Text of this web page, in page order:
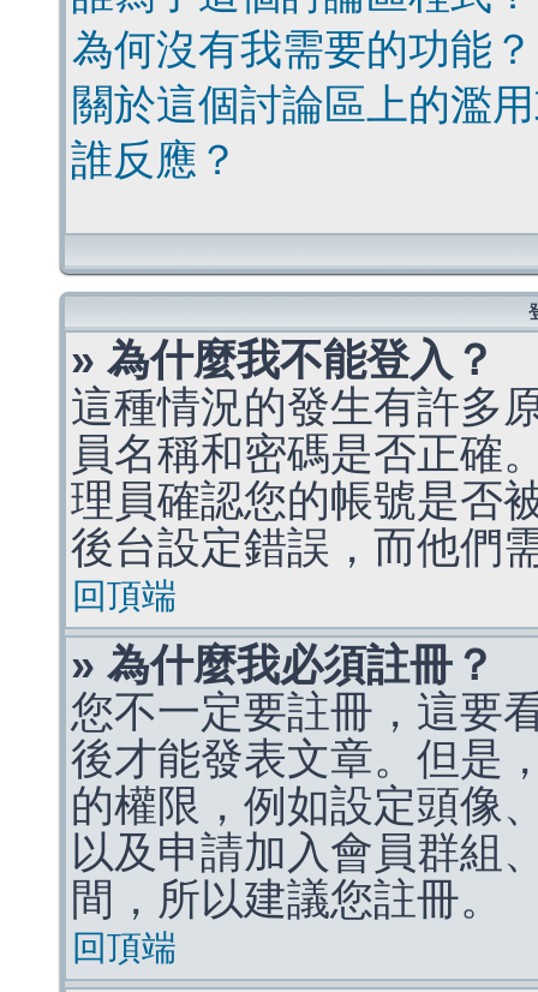
為何沒有我需要的功能？
關於這個討論區上的濫
誰反應？
» 為什麼我不能登入？
這種情況的發生有許多
員名稱和密碼是否正確
理員確認您的帳號是否
後台設定錯誤，而他們
回頂端
» 為什麼我必須註冊？
您不一定要註冊，這要
後才能發表文章。但是
的權限，例如設定頭像
以及申請加入會員群組
間，所以建議您註冊。
回頂端